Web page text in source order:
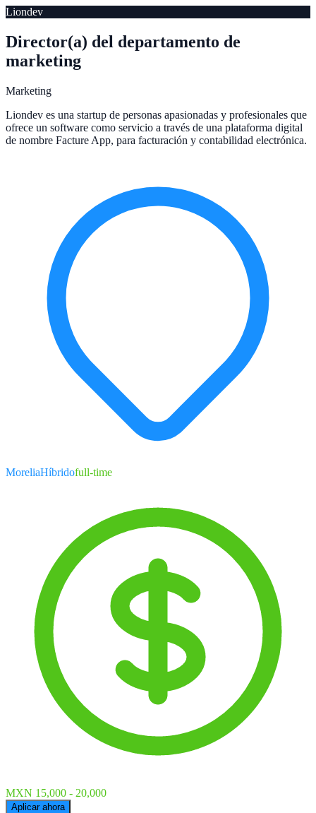
Liondev
Director(a) del departamento de
marketing
Marketing
Liondev es una startup de personas apasionadas y profesionales que
ofrece un software como servicio a través de una plataforma digital
de nombre Facture App, para facturación y contabilidad electrónica.
MoreliaHíbridofull-time
MXN 15,000 - 20,000
Aplicar ahora